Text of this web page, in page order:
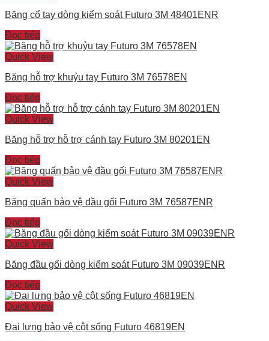
Băng cổ tay dòng kiểm soát Futuro 3M 48401ENR
Đọc tiếp
Quick View
Băng hỗ trợ khuỷu tay Futuro 3M 76578EN
Đọc tiếp
Quick View
Băng hỗ trợ hỗ trợ cánh tay Futuro 3M 80201EN
Đọc tiếp
Quick View
Băng quấn bảo vệ đầu gối Futuro 3M 76587ENR
Đọc tiếp
Quick View
Băng đầu gối dòng kiểm soát Futuro 3M 09039ENR
Đọc tiếp
Quick View
Đai lưng bảo vệ cột sống Futuro 46819EN